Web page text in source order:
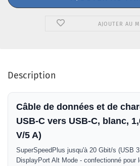
AJOUTER AU
Description
Câble de données et de
USB-C vers USB-C, blanc,
V/5 A)
SuperSpeedPlus jusqu'à 20 Gbit/s (USB
DisplayPort Alt Mode - confectionné pour